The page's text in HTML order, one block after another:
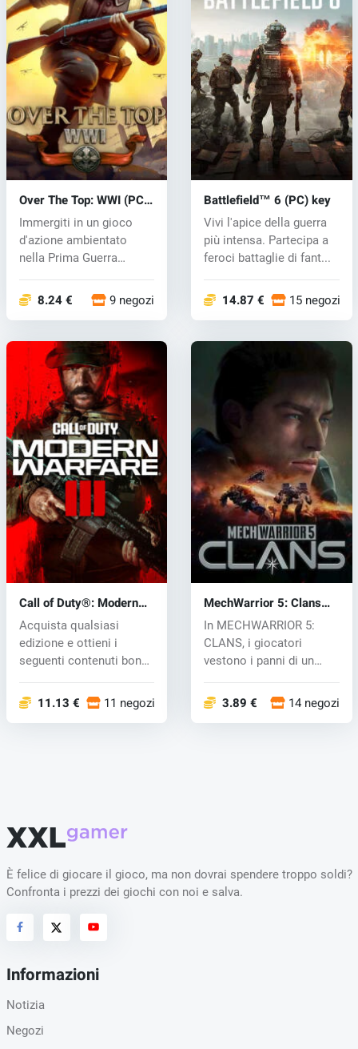
Over The Top: WWI (PC)
key
Immergiti in un gioco
d'azione ambientato
nella Prima Guerra
8.24 € 9 negozi
Battlefield™ 6 (PC) key
Vivi l'apice della guerra
più intensa. Partecipa a
feroci battaglie di fant...
14.87 € 15 negozi
Call of Duty®: Modern
Warfare® III (PC) key
Acquista qualsiasi
edizione e ottieni i
seguenti contenuti bonus
11.13 € 11 negozi
MechWarrior 5: Clans
(PC) key
In MECHWARRIOR 5:
CLANS, i giocatori
vestono i panni di un
3.89 € 14 negozi
È felice di giocare il gioco, ma non dovrai spendere troppo soldi?
Confronta i prezzi dei giochi con noi e salva.
Informazioni
Notizia
Negozi